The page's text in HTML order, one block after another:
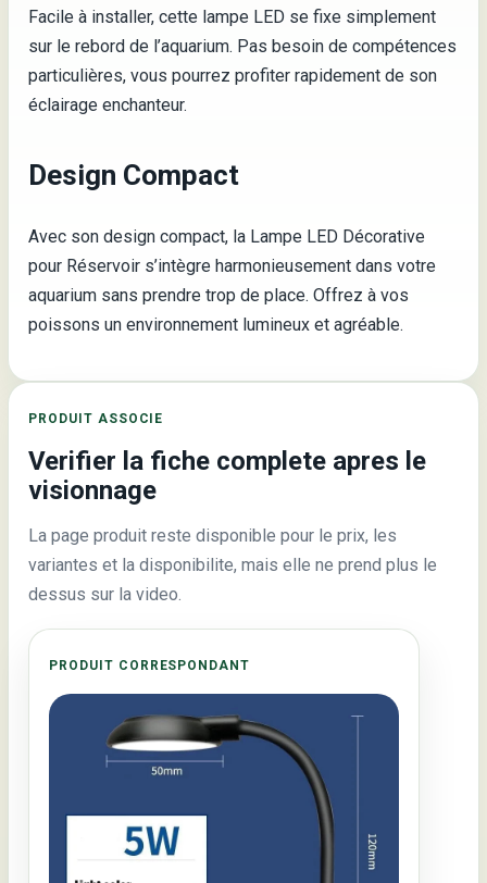
Facile à installer, cette lampe LED se fixe simplement
sur le rebord de l’aquarium. Pas besoin de compétences
particulières, vous pourrez profiter rapidement de son
éclairage enchanteur.
Design Compact
Avec son design compact, la Lampe LED Décorative
pour Réservoir s’intègre harmonieusement dans votre
aquarium sans prendre trop de place. Offrez à vos
poissons un environnement lumineux et agréable.
PRODUIT ASSOCIE
Verifier la fiche complete apres le
visionnage
La page produit reste disponible pour le prix, les
variantes et la disponibilite, mais elle ne prend plus le
dessus sur la video.
PRODUIT CORRESPONDANT